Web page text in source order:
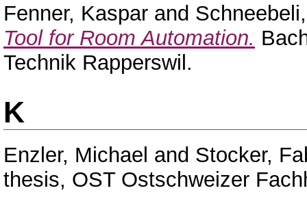
Fenner, Kaspar and
Tool for Room Automation.
Technik Rapperswil.
K
Enzler, Michael and Stocker,
thesis, OST Ostschweizer